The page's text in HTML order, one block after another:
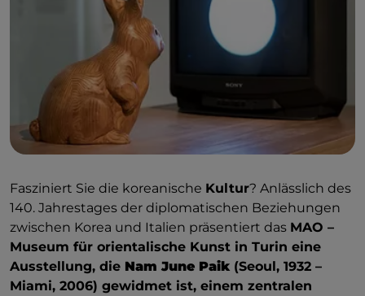
Fasziniert Sie die koreanische Kultur? Anlässlich des
140. Jahrestages der diplomatischen Beziehungen
zwischen Korea und Italien präsentiert das MAO –
Museum für orientalische Kunst in Turin eine
Ausstellung, die Nam June Paik (Seoul, 1932 –
Miami, 2006) gewidmet ist, einem zentralen